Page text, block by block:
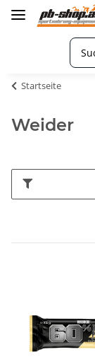
Startseite
Weider